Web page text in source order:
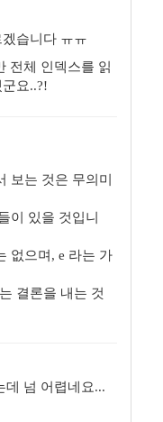
습니다 ㅠㅠ
전체 인덱스를 읽
요..?!
보는 것은 무의미
이 있을 것입니
없으며, e 라는 가
결론을 내는 것
데 넘 어렵네요...